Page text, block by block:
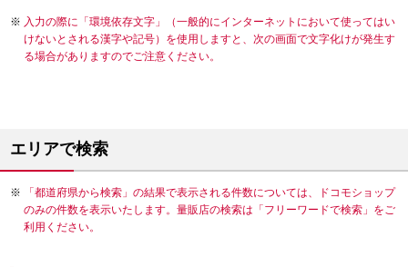
入力の際に「環境依存文字」（一般的にインターネットにおいて使ってはい
けないとされる漢字や記号）を使用しますと、次の画面で文字化けが発生す
る場合がありますのでご注意ください。
エリアで検索
「都道府県から検索」の結果で表示される件数については、ドコモショップ
のみの件数を表示いたします。量販店の検索は「フリーワードで検索」をご
利用ください。